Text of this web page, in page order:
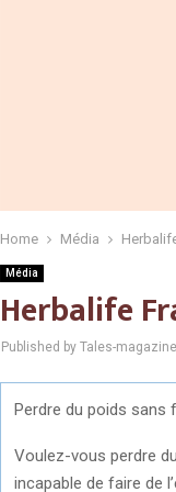
Home Média
Média
Herbalife
Published by Tales-
Perdre du poids sans
Voulez-vous perdre
incapable de faire de